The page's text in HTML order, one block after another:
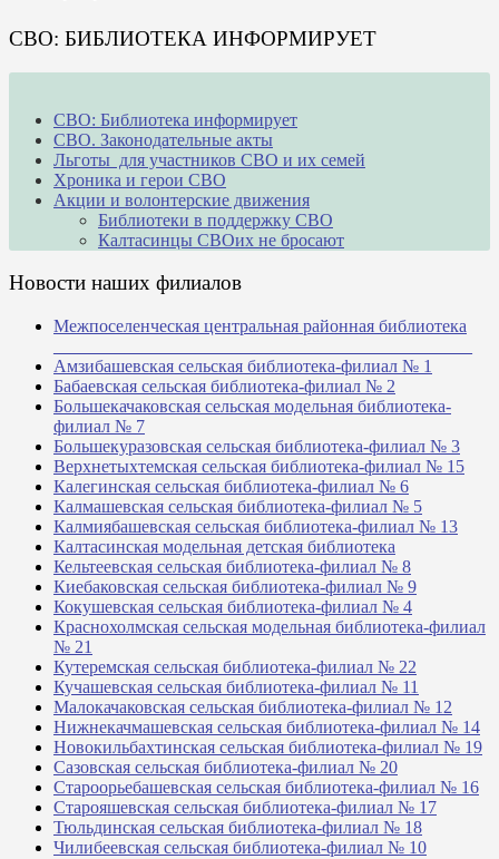
СВО: БИБЛИОТЕКА ИНФОРМИРУЕТ
СВО: Библиотека информирует
СВО. Законодательные акты
Льготы для участников СВО и их семей
Хроника и герои СВО
Акции и волонтерские движения
Библиотеки в поддержку СВО
Калтасинцы СВОих не бросают
Новости наших филиалов
Межпоселенческая центральная районная библиотека
Амзибашевская сельская библиотека-филиал № 1
Бабаевская сельская библиотека-филиал № 2
Большекачаковская сельская модельная библиотека-
филиал № 7
Большекуразовская сельская библиотека-филиал № 3
Верхнетыхтемская сельская библиотека-филиал № 15
Калегинская сельская библиотека-филиал № 6
Калмашевская сельская библиотека-филиал № 5
Калмиябашевская сельская библиотека-филиал № 13
Калтасинская модельная детская библиотека
Кельтеевская сельская библиотека-филиал № 8
Киебаковская сельская библиотека-филиал № 9
Кокушевская сельская библиотека-филиал № 4
Краснохолмская сельская модельная библиотека-филиал
№ 21
Кутеремская сельская библиотека-филиал № 22
Кучашевская сельская библиотека-филиал № 11
Малокачаковская сельская библиотека-филиал № 12
Нижнекачмашевская сельская библиотека-филиал № 14
Новокильбахтинская сельская библиотека-филиал № 19
Сазовская сельская библиотека-филиал № 20
Староорьебашевская сельская библиотека-филиал № 16
Старояшевская сельская библиотека-филиал № 17
Тюльдинская сельская библиотека-филиал № 18
Чилибеевская сельская библиотека-филиал № 10